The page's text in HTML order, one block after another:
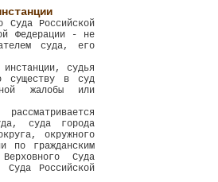
Суда Российской
Федерации - не
суда, его
судья
существу в суд
жалобы или
суда города
окружного
по гражданским
Суда
Суда Российской